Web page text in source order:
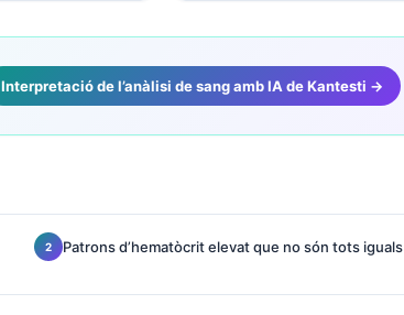
Interpretació de l’anàlisi de sang amb IA de Kantesti →
Patrons d’hematòcrit elevat que no són tots iguals